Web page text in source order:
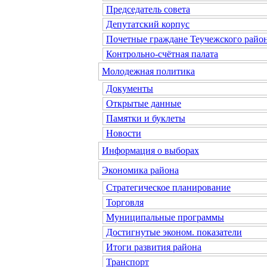
Председатель совета
Депутатский корпус
Почетные граждане Теучежского
Контрольно-счётная палата
Молодежная политика
Документы
Открытые данные
Памятки и буклеты
Новости
Информация о выборах
Экономика района
Стратегическое планирование
Торговля
Муниципальные программы
Достигнутые эконом. показатели
Итоги развития района
Транспорт